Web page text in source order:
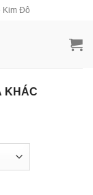
Kim Đô
KHÁC